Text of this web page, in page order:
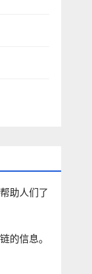
助人们了
的信息。